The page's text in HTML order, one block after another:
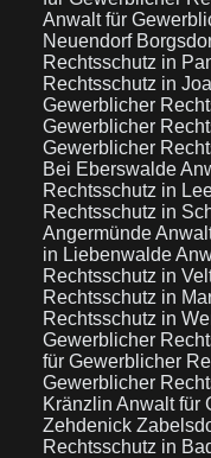
Anwalt für
Neuendorf
Rechtsschutz in
Rechtsschutz in
Gewerblicher
Gewerblicher
Gewerblicher
Bei Eberswalde
Rechtsschutz in
Rechtsschutz in
Angermünde
in Liebenwalde
Rechtsschutz in
Rechtsschutz in
Rechtsschutz in
Gewerblicher
für Gewerblicher
Gewerblicher
Kränzlin Anwalt für
Zehdenick
Rechtsschutz in